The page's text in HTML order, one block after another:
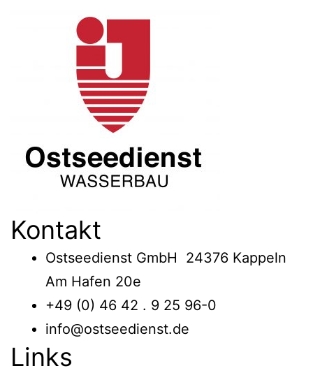
Kontakt
Ostseedienst GmbH 24376 Kappeln
Am Hafen 20e
+49 (0) 46 42 . 9 25 96-0
info@ostseedienst.de
Links